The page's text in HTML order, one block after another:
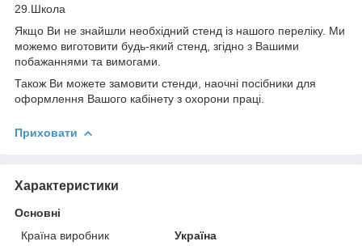
29.Школа
Якщо Ви не знайшли необхідний стенд із нашого переліку. Ми
можемо виготовити будь-який стенд, згідно з Вашими
побажаннями та вимогами.
Також Ви можете замовити стенди, наочні посібники для
оформлення Вашого кабінету з охорони праці.
Приховати
Характеристики
Основні
Країна виробник
Україна